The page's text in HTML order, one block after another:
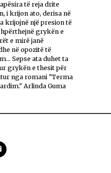
të reja drite
i krijon ato, derisa në
krijojnë një presion të
grykën e
e mirë janë
në opozitë të
Sepse ata duhet ta
grykën e thesit për
nga romani "Terma
Arlinda Guma